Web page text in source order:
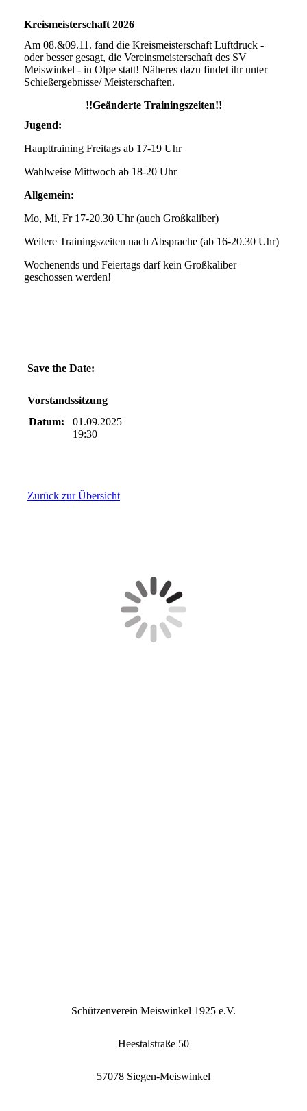
Kreismeisterschaft 2026
Am 08.&09.11. fand die Kreismeisterschaft Luftdruck -
oder besser gesagt, die Vereinsmeisterschaft des SV
Meiswinkel - in Olpe statt! Näheres dazu findet ihr unter
Schießergebnisse/ Meisterschaften.
!!Geänderte Trainingszeiten!!
Jugend:
Haupttraining Freitags ab 17-19 Uhr
Wahlweise Mittwoch ab 18-20 Uhr
Allgemein:
Mo, Mi, Fr 17-20.30 Uhr (auch Großkaliber)
Weitere Trainingszeiten nach Absprache (ab 16-20.30 Uhr)
Wochenends und Feiertags darf kein Großkaliber
geschossen werden!
Save the Date:
Vorstandssitzung
Datum:
01.09.2025
19:30
Zurück zur Übersicht
Schützenverein Meiswinkel 1925 e.V.
Heestalstraße 50
57078 Siegen-Meiswinkel